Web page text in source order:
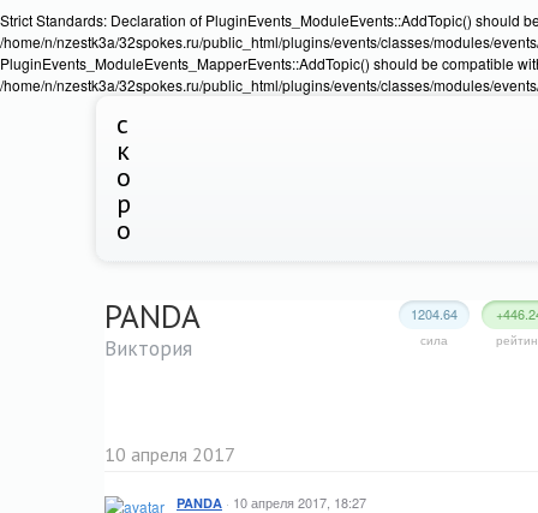
Strict Standards: Declaration of PluginEvents_ModuleEvents::AddTopic() should
/home/n/nzestk3a/32spokes.ru/public_html/plugins/events/classes/modules/
PluginEvents_ModuleEvents_MapperEvents::AddTopic() should be compatible
/home/n/nzestk3a/32spokes.ru/public_html/plugins/events/classes/modules/
с
к
о
р
о
1204.64
сила
PANDA
Виктория
10 апреля 2017
PANDA · 10 апреля 2017, 18:27